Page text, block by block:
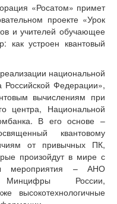
«Росатом» примет
проекте «Урок
и учителей обучающее
как устроен квантовый
национальной
Федерации»,
вычислениям при
центра, Национальной
В его основе –
квантовому
от привычных ПК,
произойдут в мире с
мероприятия – АНО
России,
высокотехнологичные